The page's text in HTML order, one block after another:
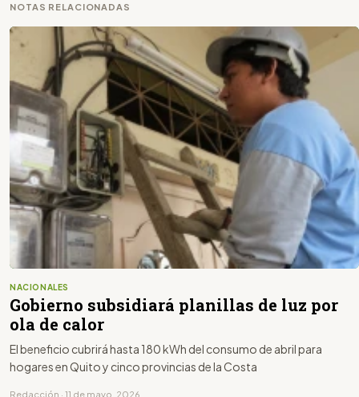
NOTAS RELACIONADAS
NACIONALES
Gobierno subsidiará planillas de luz por
ola de calor
El beneficio cubrirá hasta 180 kWh del consumo de abril para
hogares en Quito y cinco provincias de la Costa
Redacción · 11 de mayo, 2026